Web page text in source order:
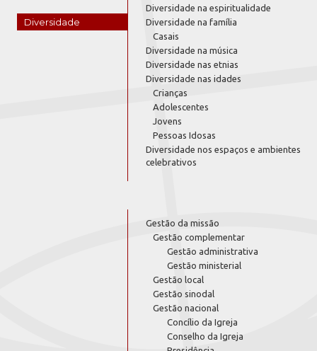
Diversidade
Diversidade na espiritualidade
Diversidade na família
Casais
Diversidade na música
Diversidade nas etnias
Diversidade nas idades
Crianças
Adolescentes
Jovens
Pessoas Idosas
Diversidade nos espaços e ambientes
celebrativos
Gestão da missão
Gestão complementar
Gestão administrativa
Gestão ministerial
Gestão local
Gestão sinodal
Gestão nacional
Concílio da Igreja
Conselho da Igreja